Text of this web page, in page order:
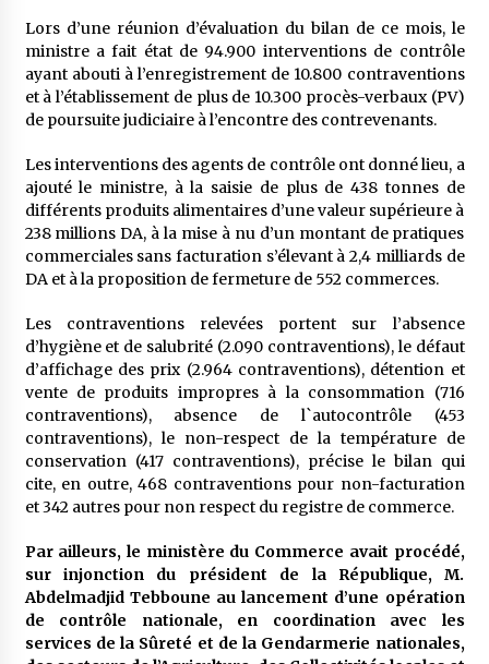
Le monstrueux vieillard (Un récit du Sud
algérien)
5 ans ago
Rencontre nocturne dans le désert (Un conte
5 ans ago
Un conte targui/ Quand la tête est vide
5 ans ago
Tradition orale/ D’où viennent les contes et à
quoi servent-ils?
5 ans ago
Lors d’une réunion d’évaluation du bilan de ce mois, le
ministre a fait état de 94.900 interventions de contrôle
ayant abouti à l’enregistrement de 10.800 contraventions
et à l’établissement de plus de 10.300 procès-verbaux (PV)
de poursuite judiciaire à l’encontre des contrevenants.
Les interventions des agents de contrôle ont donné lieu, a
ajouté le ministre, à la saisie de plus de 438 tonnes de
différents produits alimentaires d’une valeur supérieure à
238 millions DA, à la mise à nu d’un montant de pratiques
commerciales sans facturation s’élevant à 2,4 milliards de
DA et à la proposition de fermeture de 552 commerces.
Les contraventions relevées portent sur l’absence
d’hygiène et de salubrité (2.090 contraventions), le défaut
d’affichage des prix (2.964 contraventions), détention et
vente de produits impropres à la consommation (716
contraventions), absence de l`autocontrôle (453
contraventions), le non-respect de la température de
conservation (417 contraventions), précise le bilan qui
cite, en outre, 468 contraventions pour non-facturation
et 342 autres pour non respect du registre de commerce.
Par ailleurs, le ministère du Commerce avait procédé,
sur injonction du président de la République, M.
Abdelmadjid Tebboune au lancement d’une opération
de contrôle nationale, en coordination avec les
services de la Sûreté et de la Gendarmerie nationales,